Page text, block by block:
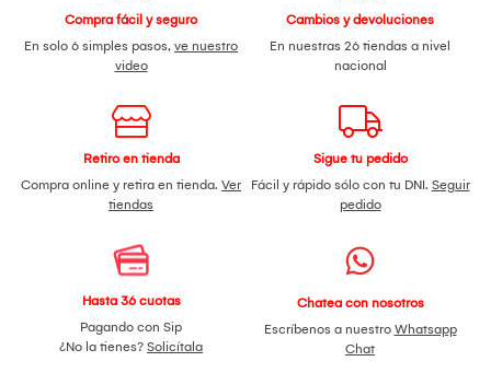
Compra fácil y seguro
En solo 6 simples pasos, ve nuestro
video
Cambios y devoluciones
En nuestras 26 tiendas a nivel
nacional
Retiro en tienda
Compra online y retira en tienda. Ver
tiendas
Sigue tu pedido
Fácil y rápido sólo con tu DNI. Seguir
pedido
Hasta 36 cuotas
Pagando con Sip
¿No la tienes? Solicítala
Chatea con nosotros
Escríbenos a nuestro Whatsapp
Chat